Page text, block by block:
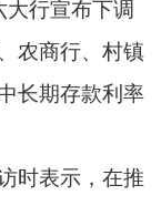
行宣布下调
农商行、村镇
长期存款利率
时表示，在推